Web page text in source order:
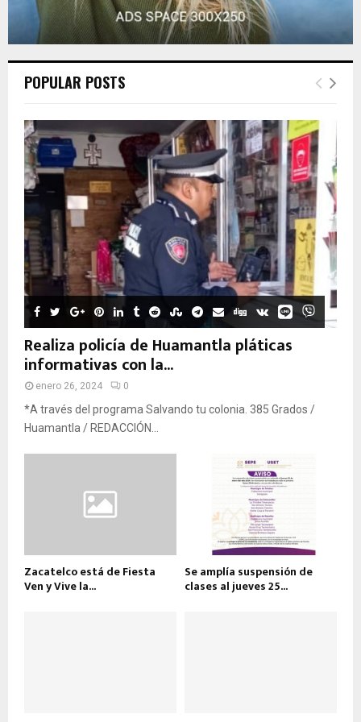
POPULAR POSTS
Realiza policía de Huamantla pláticas
informativas con la...
enero 26, 2024 0
*A través del programa Salvando tu colonia. 385 Grados /
Huamantla / REDACCIÓN...
Zacatelco está de Fiesta
Ven y Vive la...
Se amplía suspensión de
clases al jueves 25...